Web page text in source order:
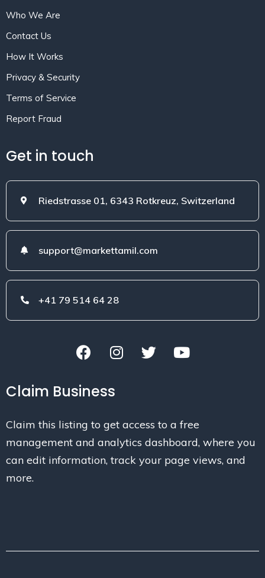
Who We Are
Contact Us
How It Works
Privacy & Security
Terms of Service
Report Fraud
Get in touch
Riedstrasse 01, 6343 Rotkreuz, Switzerland
support@markettamil.com
+41 79 514 64 28
Claim Business
Claim this listing to get access to a free
management and analytics dashboard, where you
can edit information, track your page views, and
more.